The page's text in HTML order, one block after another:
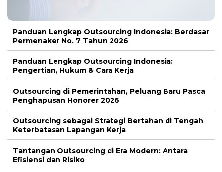
Panduan Lengkap Outsourcing Indonesia: Berdasar
Permenaker No. 7 Tahun 2026
Panduan Lengkap Outsourcing Indonesia:
Pengertian, Hukum & Cara Kerja
Outsourcing di Pemerintahan, Peluang Baru Pasca
Penghapusan Honorer 2026
Outsourcing sebagai Strategi Bertahan di Tengah
Keterbatasan Lapangan Kerja
Tantangan Outsourcing di Era Modern: Antara
Efisiensi dan Risiko